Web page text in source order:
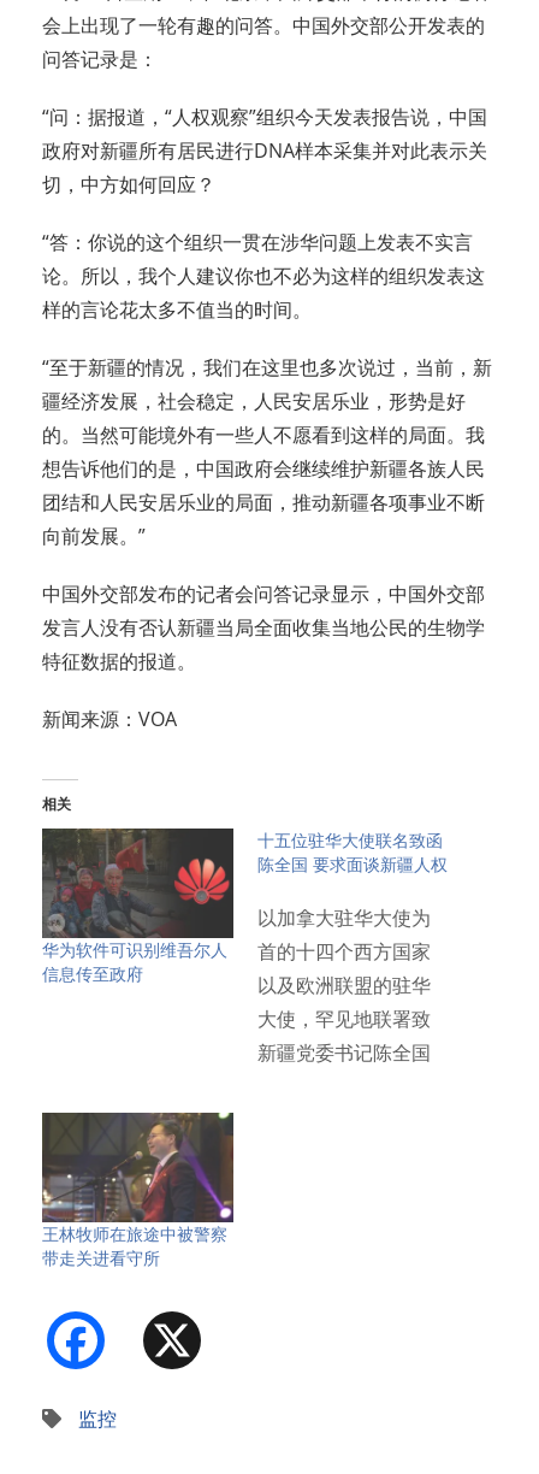
会上出现了一轮有趣的问答。中国外交部公开发表的
问答记录是：
“问：据报道，“人权观察”组织今天发表报告说，中国
政府对新疆所有居民进行DNA样本采集并对此表示关
切，中方如何回应？
“答：你说的这个组织一贯在涉华问题上发表不实言
论。所以，我个人建议你也不必为这样的组织发表这
样的言论花太多不值当的时间。
“至于新疆的情况，我们在这里也多次说过，当前，新
疆经济发展，社会稳定，人民安居乐业，形势是好
的。当然可能境外有一些人不愿看到这样的局面。我
想告诉他们的是，中国政府会继续维护新疆各族人民
团结和人民安居乐业的局面，推动新疆各项事业不断
向前发展。”
中国外交部发布的记者会问答记录显示，中国外交部
发言人没有否认新疆当局全面收集当地公民的生物学
特征数据的报道。
新闻来源：VOA
相关
华为软件可识别维吾尔人
信息传至政府
十五位驻华大使联名致函
陈全国 要求面谈新疆人权
以加拿大驻华大使为
首的十四个西方国家
以及欧洲联盟的驻华
大使，罕见地联署致
新疆党委书记陈全国
王林牧师在旅途中被警察
带走关进看守所
Facebook
监控